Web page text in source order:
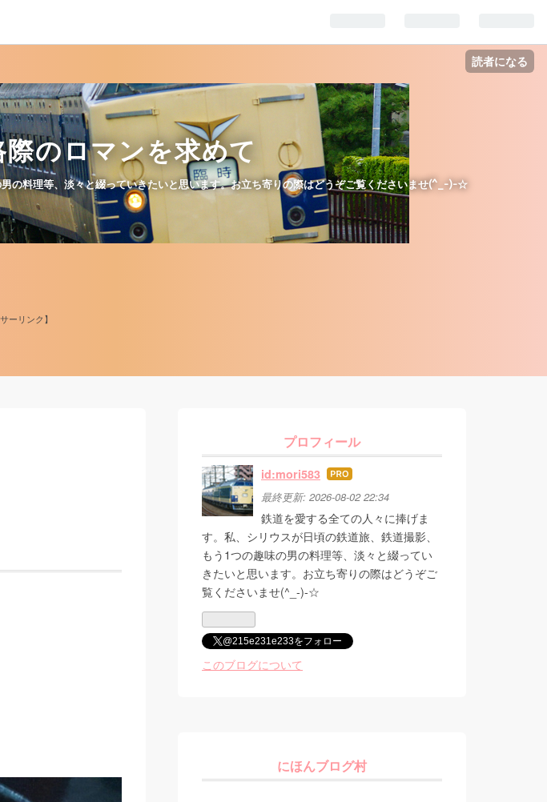
読者になる
のロマンを求めて
の料理等、淡々と綴っていきたいと思います。お立ち寄りの際はどうぞご覧くださいませ(^_-)-☆
ーリンク】
プロフィール
id:mori583 はて
なブ
ログ
Pro
最終更新: 2026-08-02 22:34
鉄道を愛する全ての人々に捧げま
す。私、シリウスが日頃の鉄道旅、鉄道撮影、
もう1つの趣味の男の料理等、淡々と綴ってい
きたいと思います。お立ち寄りの際はどうぞご
覧くださいませ(^_-)-☆
@215e231e233をフォロー
このブログについて
にほんブログ村